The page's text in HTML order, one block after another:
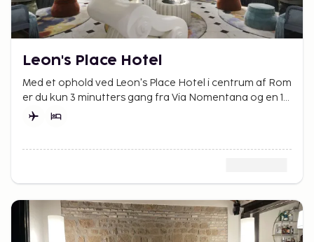
Leon's Place Hotel
Med et ophold ved Leon's Place Hotel i centrum af Rom
er du kun 3 minutters gang fra Via Nomentana og en 11
minutters gåtur fra Via Nazionale.